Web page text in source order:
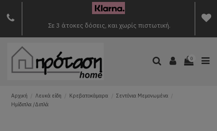
Σε 3 άτοκες δόσεις, και χωρίς πιστωτική.
0
Αρχική Λευκά είδη Κρεβατοκάμαρα
Σεντόνια Μεμονωμένα
Ημίδιπλα /Διπλά